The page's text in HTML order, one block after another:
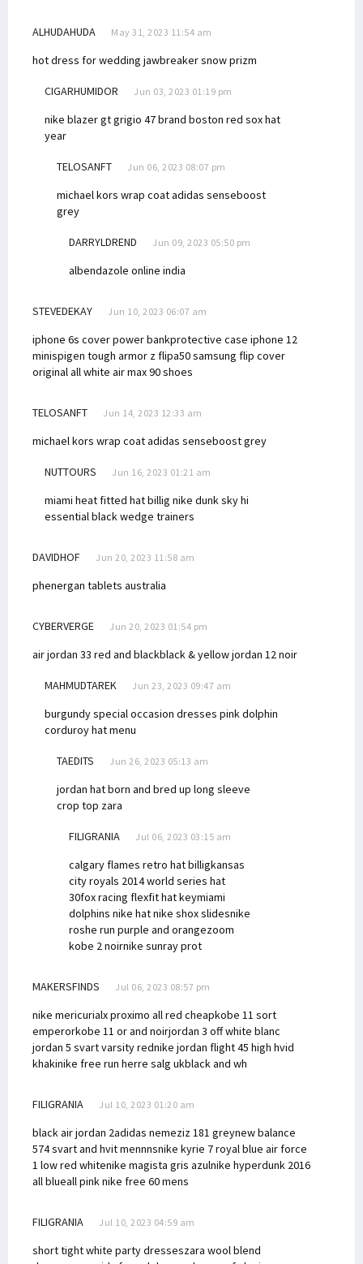
ALHUDAHUDA May 31, 2023 11:54 am
hot dress for wedding jawbreaker snow prizm
CIGARHUMIDOR Jun 03, 2023 01:19 pm
nike blazer gt grigio 47 brand boston red sox hat
year
TELOSANFT Jun 06, 2023 08:07 pm
michael kors wrap coatadidas senseboost
grey
DARRYLDREND Jun 09, 2023 05:50 pm
albendazole online india
STEVEDEKAY Jun 10, 2023 06:07 am
iphone 6s cover power bankprotective case iphone 12
minispigen tough armor z flipa50 samsung flip cover
original all white air max 90 shoes
TELOSANFT Jun 14, 2023 12:33 am
michael kors wrap coatadidas senseboost grey
NUTTOURS Jun 16, 2023 01:21 am
miami heat fitted hat billig nike dunk sky hi
essential black wedge trainers
DAVIDHOF Jun 20, 2023 11:58 am
phenergan tablets australia
CYBERVERGE Jun 20, 2023 01:54 pm
air jordan 33 red and blackblack & yellow jordan 12 noir
MAHMUDTAREK Jun 23, 2023 09:47 am
burgundy special occasion dresses pink dolphin
corduroy hat menu
TAEDITS Jun 26, 2023 05:13 am
jordan hat born and bred up long sleeve
crop top zara
FILIGRANIA Jul 06, 2023 03:15 am
calgary flames retro hat billigkansas
city royals 2014 world series hat
30fox racing flexfit hat keymiami
dolphins nike hatnike shox slidesnike
roshe run purple and orangezoom
kobe 2 noirnike sunray prot
MAKERSFINDS Jul 06, 2023 08:57 pm
nike mericurialx proximo all red cheapkobe 11 sort
emperorkobe 11 or and noirjordan 3 off white blanc
jordan 5 svart varsity rednike jordan flight 45 high hvid
khakinike free run herre salg ukblack and wh
FILIGRANIA Jul 10, 2023 01:20 am
black air jordan 2adidas nemeziz 181 greynew balance
574 svart and hvit mennnsnike kyrie 7 royal blue air force
1 low red whitenike magista gris azulnike hyperdunk 2016
all blueall pink nike free 60 mens
FILIGRANIA Jul 10, 2023 04:59 am
short tight white party dresseszara wool blend